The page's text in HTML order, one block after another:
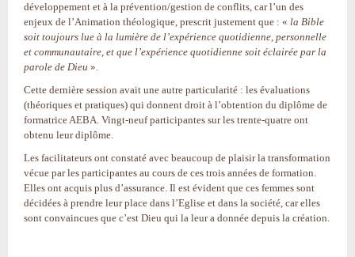
développement et à la prévention/gestion de conflits, car l’un des
enjeux de l’Animation théologique, prescrit justement que : « la Bible
soit toujours lue à la lumière de l’expérience quotidienne, personnelle
et communautaire, et que l’expérience quotidienne soit éclairée par la
parole de Dieu ».
Cette dernière session avait une autre particularité : les évaluations
(théoriques et pratiques) qui donnent droit à l’obtention du diplôme de
formatrice AEBA. Vingt-neuf participantes sur les trente-quatre ont
obtenu leur diplôme.
Les facilitateurs ont constaté avec beaucoup de plaisir la transformation
vécue par les participantes au cours de ces trois années de formation.
Elles ont acquis plus d’assurance. Il est évident que ces femmes sont
décidées à prendre leur place dans l’Eglise et dans la société, car elles
sont convaincues que c’est Dieu qui la leur a donnée depuis la création.